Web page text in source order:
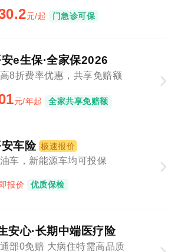
元/起 门急诊可保
e生保·全家保2026
8折费率优惠，共享免赔额
元/年起 全家共享免赔额
车险 极速报价
车，新能源车均可投保
报价 优质保检
安心·长期中端医疗险
部0免赔 大病住特需高品质